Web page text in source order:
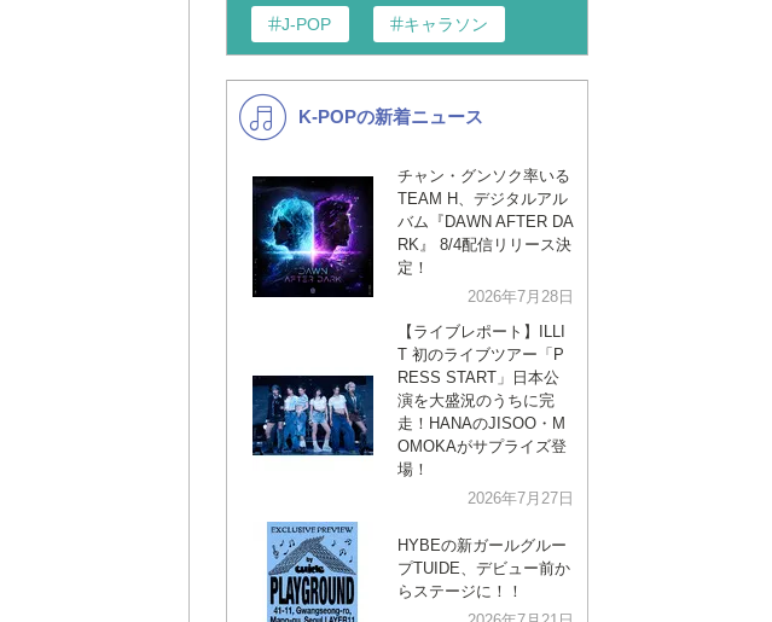
J-POP キャラソン
K-POP 演歌・歌謡
洋楽
VTuber ディズニー
K-POPの新着ニュース
チャン・グンソク率いる
TEAM H、デジタルアル
バム『DAWN AFTER DA
RK』 8/4配信リリース決
定！
2026年7月28日
【ライブレポート】ILLI
T 初のライブツアー「P
RESS START」日本公
演を大盛況のうちに完
走！HANAのJISOO・M
OMOKAがサプライズ登
場！
2026年7月27日
HYBEの新ガールグルー
プTUIDE、デビュー前か
らステージに！！